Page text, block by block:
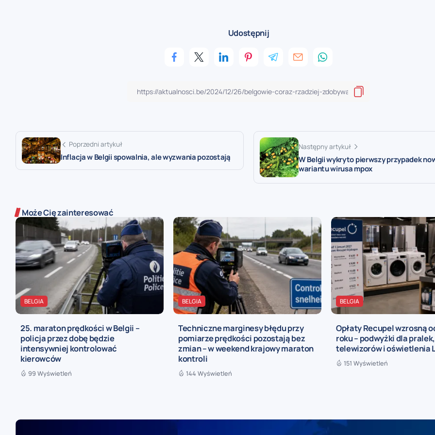
Udostępnij
Poprzedni artykuł
Inflacja w Belgii spowalnia, ale wyzwania pozostają
Następny artykuł
W Belgii wykryto pierwszy przypadek
wariantu wirusa mpox
Może Cię zainteresować
BELGIA
25. maraton prędkości w Belgii –
policja przez dobę będzie
intensywniej kontrolować
kierowców
99 Wyświetleń
BELGIA
Techniczne marginesy błędu przy
pomiarze prędkości pozostają bez
zmian – w weekend krajowy maraton
kontroli
144 Wyświetleń
BELGIA
Opłaty Recupel wzrosną
roku – podwyżki dla pralek,
telewizorów i oświetlenia
151 Wyświetleń